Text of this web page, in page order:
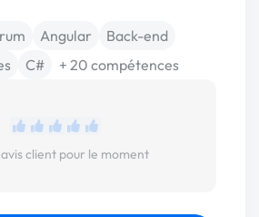
Angular
Back-end
C# + 20 compétences
client pour le moment